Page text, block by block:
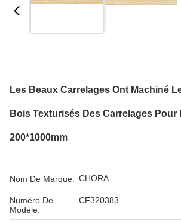
Les Beaux Carrelages Ont Machiné
Bois Texturisés Des Carrelages Pour
200*1000mm
Nom De Marque: CHORA
Numéro De
Modèle:
CF320383